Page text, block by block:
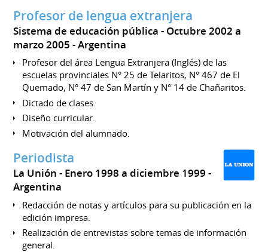
Profesor de lengua extranjera
Sistema de educación pública
Octubre 2002 a
marzo 2005 Argentina
Profesor del área Lengua Extranjera (Inglés) de las
escuelas provinciales N° 25 de Telaritos, N° 467 de El
Quemado, N° 47 de San Martín y N° 14 de Chañaritos.
Dictado de clases.
Diseño curricular.
Motivación del alumnado.
Periodista
La Unión
Enero 1998 a diciembre 1999
Argentina
Redacción de notas y artículos para su publicación en la
edición impresa.
Realización de entrevistas sobre temas de información
general.